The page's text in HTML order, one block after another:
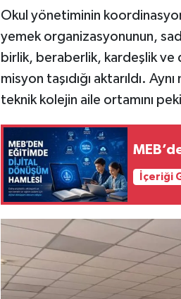
Okul yönetiminin
yemek organizasyonunun,
birlik, beraberlik, kardeşlik ve
misyon taşıdığı aktarıldı.
teknik kolejin aile ortamını
İçeriği